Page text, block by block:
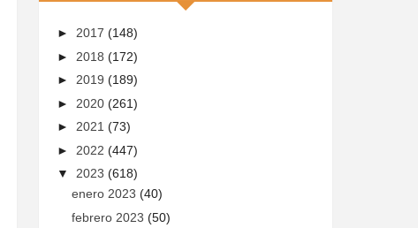
► 2017 (148)
► 2018 (172)
► 2019 (189)
► 2020 (261)
► 2021 (73)
► 2022 (447)
▼ 2023 (618)
enero 2023 (40)
febrero 2023 (50)